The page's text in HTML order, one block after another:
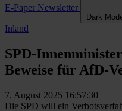
E-Paper Newsletter
Dark
Inland
SPD-
Beweise für AfD-
7. August 2025 16:57:30
Die SPD will ein